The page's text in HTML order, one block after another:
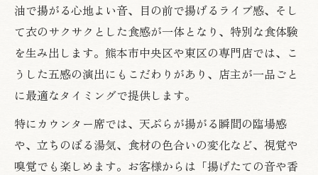
油で揚がる心地よい音、目の前で揚げるライブ感、そし
て衣のサクサクとした食感が一体となり、特別な食体験
を生み出します。熊本市中央区や東区の専門店では、こ
うした五感の演出にもこだわりがあり、店主が一品ごと
に最適なタイミングで提供します。
特にカウンター席では、天ぷらが揚がる瞬間の臨場感
や、立ちのぼる湯気、食材の色合いの変化など、視覚や
嗅覚でも楽しめます。お客様からは「揚げたての音や香